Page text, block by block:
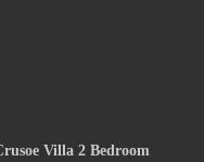
Villa 2 Bedroom